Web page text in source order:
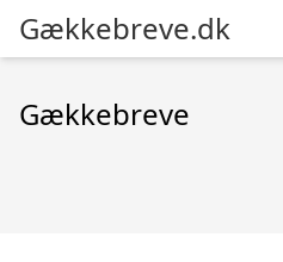
Gækkebreve.dk
Gækkebreve